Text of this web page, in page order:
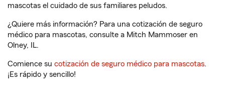
mascotas el cuidado de sus familiares peludos.
¿Quiere más información? Para una cotización de seguro
médico para mascotas, consulte a Mitch Mammoser en
Olney, IL.
Comience su cotización de seguro médico para mascotas.
¡Es rápido y sencillo!